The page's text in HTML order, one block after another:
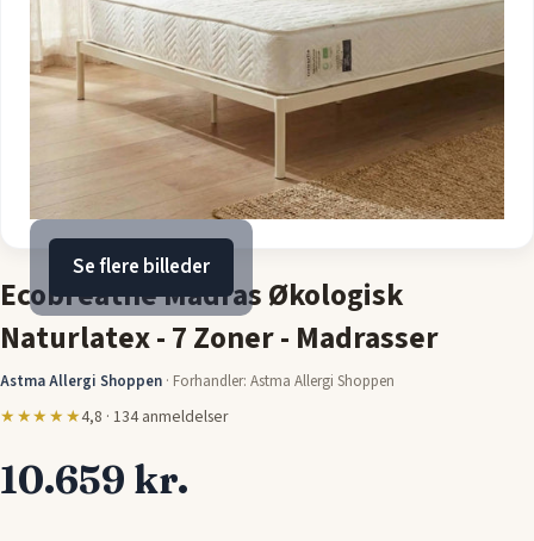
Se flere billeder
Ecobreathe Madras Økologisk
Naturlatex - 7 Zoner - Madrasser
Astma Allergi Shoppen · Forhandler: Astma Allergi Shoppen
★★★★★4,8 · 134 anmeldelser
10.659 kr.